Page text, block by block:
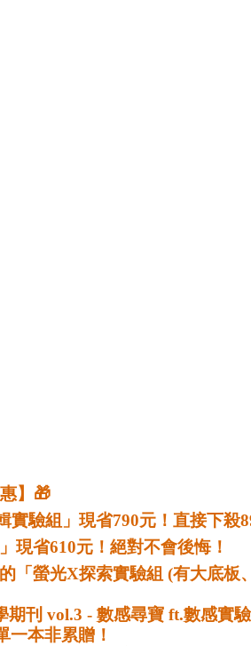
】🎁
實驗組」現省790元！直接下殺
現省610元！絕對不會後悔！
一本非累贈！